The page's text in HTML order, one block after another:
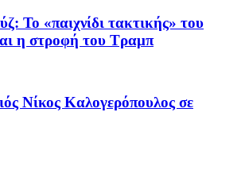
Το «παιχνίδι τακτικής» του
η στροφή του Τραμπ
Νίκος Καλογερόπουλος σε